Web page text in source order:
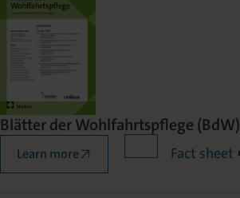
Blätter der Wohlfahrtspflege (BdW)
Learn more Fact sheet